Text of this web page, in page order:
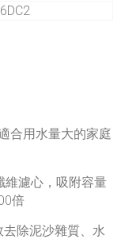
合用水量大的家庭
維濾心，吸附容量
倍
除泥沙雜質、水